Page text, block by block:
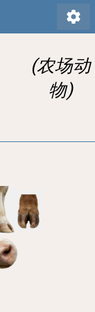
settings
(农场动
物)